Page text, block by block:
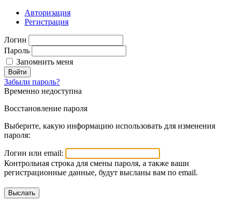
Авторизация
Регистрация
Логин
Пароль
Запомнить меня
Войти
Забыли пароль?
Временно недоступна
Восстановление пароля
Выберите, какую информацию использовать для изменения
пароля:
Логин или email:
Контрольная строка для смены пароля, а также ваши
регистрационные данные, будут высланы вам по email.